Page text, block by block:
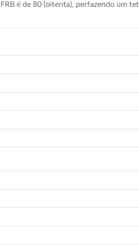
é de 80 (oitenta), perfazendo um